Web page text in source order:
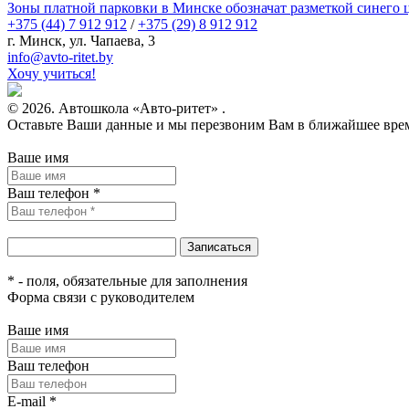
Зоны платной парковки в Минске обозначат разметкой синего
+375 (44) 7 912 912 /+375 (29) 8 912 912
г. Минск, ул. Чапаева, 3
infо@avtо-ritеt.by
Хочу учиться!
© 2026. Автошкола «Авто-ритет» .
Оставьте Ваши данные и мы перезвоним Вам в ближайшее
Ваше имя
Ваш телефон *
* - поля, обязательные для заполнения
Форма связи с руководителем
Ваше имя
Ваш телефон
E-mail *